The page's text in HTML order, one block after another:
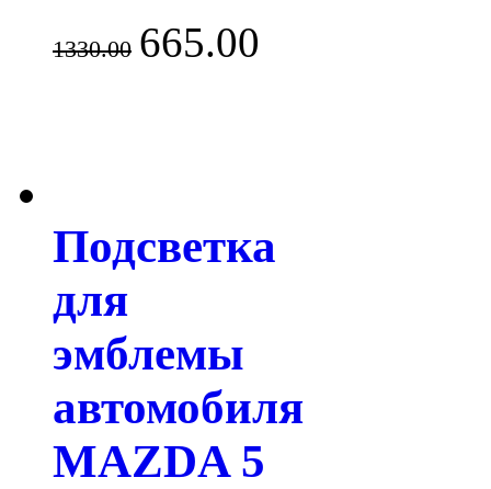
1330.00 665.00
Подсветка
для
эмблемы
автомобиля
MAZDA 5